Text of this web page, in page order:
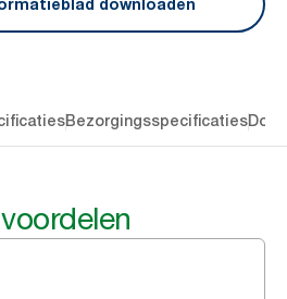
downloaden
Bezorgingsspecificaties